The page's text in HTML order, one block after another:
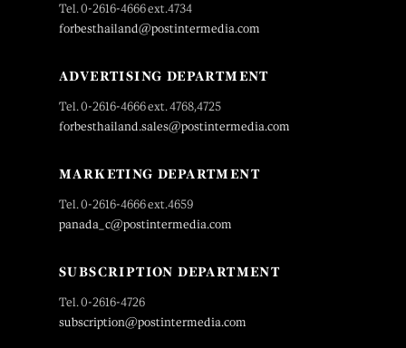
Tel. 0-2616-4666 ext.4734
forbesthailand@postintermedia.com
ADVERTISING DEPARTMENT
Tel. 0-2616-4666 ext. 4768,4725
forbesthailand.sales@postintermedia.com
MARKETING DEPARTMENT
Tel. 0-2616-4666 ext.4659
panada_c@postintermedia.com
SUBSCRIPTION DEPARTMENT
Tel. 0-2616-4726
subscription@postintermedia.com